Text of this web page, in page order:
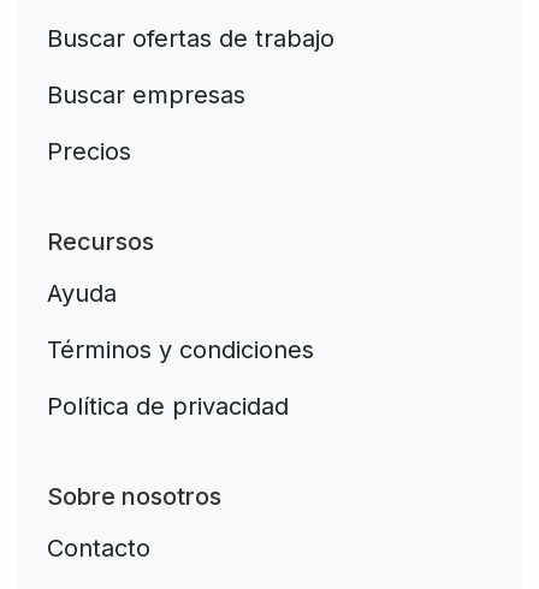
Buscar ofertas de trabajo
Buscar empresas
Precios
Recursos
Ayuda
Términos y condiciones
Política de privacidad
Sobre nosotros
Contacto